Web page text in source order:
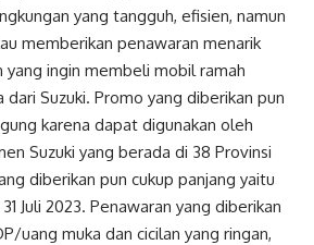
yang tangguh, efisien, namun
memberikan penawaran menarik
yang ingin membeli mobil ramah
dari Suzuki. Promo yang diberikan pun
karena dapat digunakan oleh
Suzuki yang berada di 38 Provinsi
diberikan pun cukup panjang yaitu
Juli 2023. Penawaran yang diberikan
uang muka dan cicilan yang ringan,